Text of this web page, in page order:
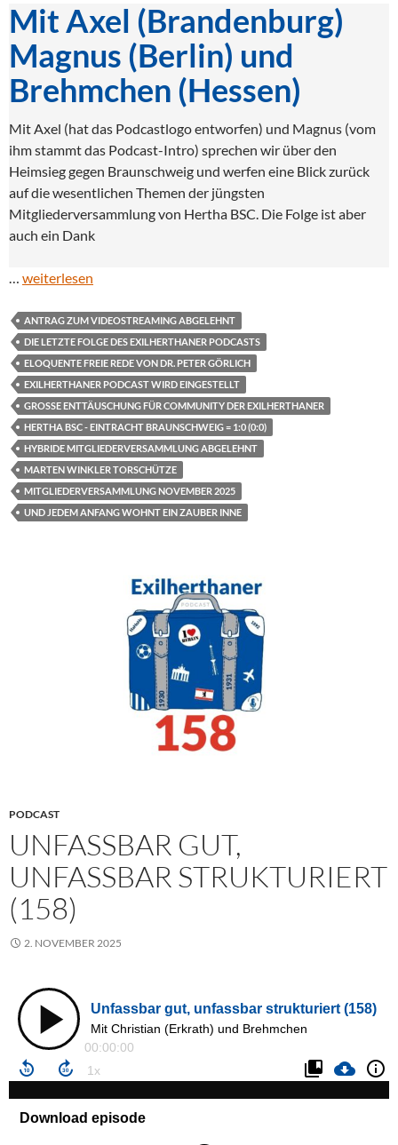
Mit Axel (Brandenburg)
Magnus (Berlin) und
Brehmchen (Hessen)
Mit Axel (hat das Podcastlogo entworfen) und Magnus (vom
ihm stammt das Podcast-Intro) sprechen wir über den
Heimsieg gegen Braunschweig und werfen eine Blick zurück
auf die wesentlichen Themen der jüngsten
Mitgliederversammlung von Hertha BSC. Die Folge ist aber
auch ein Dank
… weiterlesen
ANTRAG ZUM VIDEOSTREAMING ABGELEHNT
DIE LETZTE FOLGE DES EXILHERTHANER PODCASTS
ELOQUENTE FREIE REDE VON DR. PETER GÖRLICH
EXILHERTHANER PODCAST WIRD EINGESTELLT
GROSSE ENTTÄUSCHUNG FÜR COMMUNITY DER EXILHERTHANER
HERTHA BSC - EINTRACHT BRAUNSCHWEIG = 1:0 (0:0)
HYBRIDE MITGLIEDERVERSAMMLUNG ABGELEHNT
MARTEN WINKLER TORSCHÜTZE
MITGLIEDERVERSAMMLUNG NOVEMBER 2025
UND JEDEM ANFANG WOHNT EIN ZAUBER INNE
PODCAST
UNFASSBAR GUT,
UNFASSBAR STRUKTURIERT
(158)
2. NOVEMBER 2025